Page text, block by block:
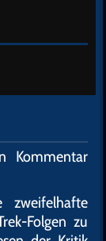
Kommentar
zweifelhafte
Folgen zu